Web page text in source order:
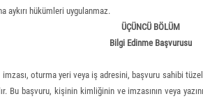
aykırı hükümleri uygulanmaz.
ÜÇÜNCÜ BÖLÜM
Bilgi Edinme Başvurusu
oturma yeri veya iş adresini, başvuru sahibi
Bu başvuru, kişinin kimliğinin ve imzasının veya